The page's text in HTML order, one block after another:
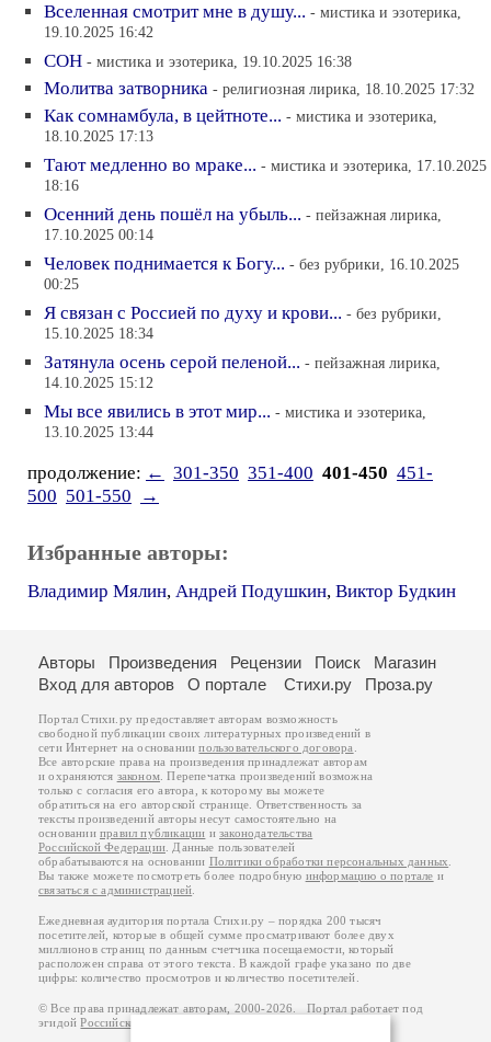
Вселенная смотрит мне в душу... - мистика и эзотерика,
19.10.2025 16:42
СОН - мистика и эзотерика, 19.10.2025 16:38
Молитва затворника - религиозная лирика, 18.10.2025 17:32
Как сомнамбула, в цейтноте... - мистика и эзотерика,
18.10.2025 17:13
Тают медленно во мраке... - мистика и эзотерика, 17.10.2025
18:16
Осенний день пошёл на убыль... - пейзажная лирика,
17.10.2025 00:14
Человек поднимается к Богу... - без рубрики, 16.10.2025
00:25
Я связан с Россией по духу и крови... - без рубрики,
15.10.2025 18:34
Затянула осень серой пеленой... - пейзажная лирика,
14.10.2025 15:12
Мы все явились в этот мир... - мистика и эзотерика,
13.10.2025 13:44
продолжение: ← 301-350 351-400 401-450 451-
500 501-550 →
Избранные авторы:
Владимир Мялин, Андрей Подушкин, Виктор Будкин
Авторы Произведения Рецензии Поиск
Магазин
Вход для авторов
О портале Стихи.ру Проза.ру
Портал Стихи.ру предоставляет авторам возможность
свободной публикации своих литературных произведений в
сети Интернет на основаниипользовательского договора
Все авторские права на произведения принадлежат авторам
и охраняются законом . Перепечатка произведений возможна
только с согласия его автора, к которому вы можете
обратиться на его авторской странице. Ответственность за
тексты произведений авторы несут самостоятельно на
основанииправил публикации изаконодательства
Российской Федерации . Данные пользователей
обрабатываются на основании Политики обработки персональных данных
Вы также можете посмотреть более подробную информацию о портале и
связаться с администрацией
Ежедневная аудитория портала Стихи.ру – порядка 200 тысяч
посетителей, которые в общей сумме просматривают более двух
миллионов страниц по данным счетчика посещаемости, который
расположен справа от этого текста. В каждой графе указано по две
цифры: количество просмотров и количество посетителей.
© Все права принадлежат авторам, 2000-2026. Портал работает под
эгидойРоссийского союза писателей